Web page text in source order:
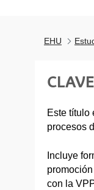
EHU
Este título
procesos
Incluye
con la